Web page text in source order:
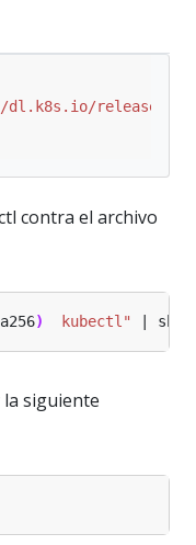
release/
contra el archivo
)
  kubectl"
|
la siguiente